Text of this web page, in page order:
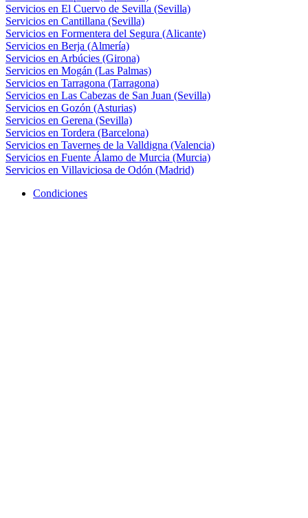
Servicios en El Cuervo de Sevilla (Sevilla)
Servicios en Cantillana (Sevilla)
Servicios en Formentera del Segura (Alicante)
Servicios en Berja (Almería)
Servicios en Arbúcies (Girona)
Servicios en Mogán (Las Palmas)
Servicios en Tarragona (Tarragona)
Servicios en Las Cabezas de San Juan (Sevilla)
Servicios en Gozón (Asturias)
Servicios en Gerena (Sevilla)
Servicios en Tordera (Barcelona)
Servicios en Tavernes de la Valldigna (Valencia)
Servicios en Fuente Álamo de Murcia (Murcia)
Servicios en Villaviciosa de Odón (Madrid)
Condiciones